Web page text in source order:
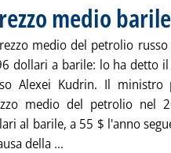
medio
medio del petrolio
dollari a barile: lo ha detto
Alexei Kudrin. Il ministro
medio del petrolio nel
al barile, a 55 $ l'anno
della ...